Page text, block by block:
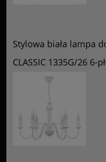
Stylowa biała lampa
CLASSIC 1335G/26 6-